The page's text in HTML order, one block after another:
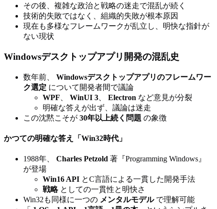
その後、複雑な政治と戦略の迷走で混乱が続く
技術的失敗ではなく、組織的失敗が根本原因
現在も多様なフレームワークが乱立し、明快な指針が
ない現状
Windowsデスクトップアプリ開発の混乱史
数年前、 Windowsデスクトップアプリのフレームワー
ク選定 について開発者間で議論
WPF
WinUI 3 Electron など意見が分裂
明確な答えが出ず、議論は迷走
この沈黙こそが 30年以上続く問題 の象徴
かつての明確な答え「Win32時代」
1988年、 Charles Petzold 著『Programming Windows』
が登場
Win16 API とC言語による一貫した開発手法
戦略としての一貫性と明快さ
Win32も同様に一つの メンタルモデルで理解可能